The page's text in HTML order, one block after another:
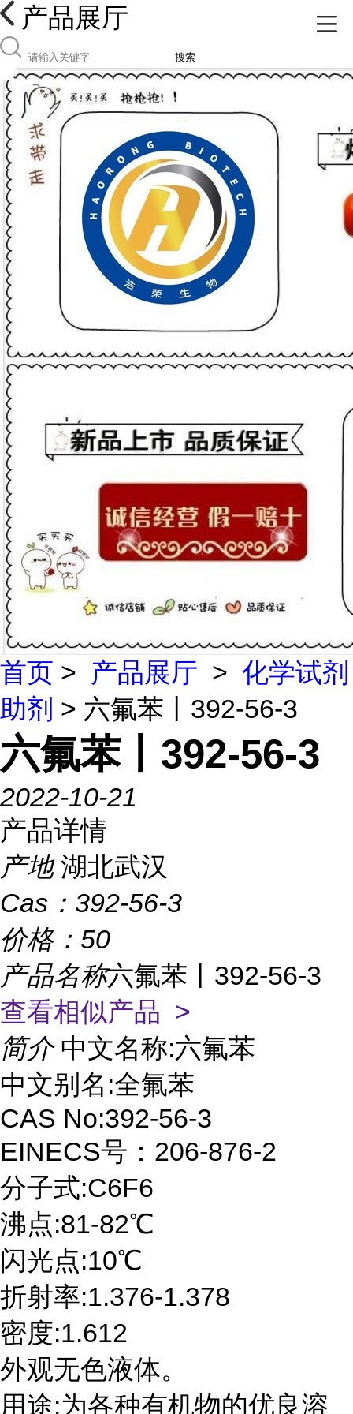
产品展厅
搜索
首页 > 产品展厅 > 化学试剂
助剂 > 六氟苯丨392-56-3
六氟苯丨392-56-3
2022-10-21
产品详情
产地 湖北武汉
Cas： 392-56-3
价格： 50
产品名称六氟苯丨392-56-3
查看相似产品 >
简介 中文名称:六氟苯
中文别名:全氟苯
CAS No:392-56-3
EINECS号：206-876-2
分子式:C6F6
沸点:81-82℃
闪光点:10℃
折射率:1.376-1.378
密度:1.612
外观无色液体。
用途:为各种有机物的优良溶